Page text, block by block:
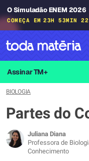
O Simuladão ENEM 2026
COMEÇA EM 23H 53MIN
Assinar TM+
BIOLOGIA
Partes do
Juliana Diana
Professora de
Conhecimento